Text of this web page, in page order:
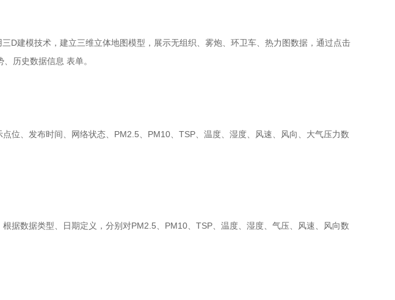
建模技术，建立三维立体地图模型，展示无组织、雾炮、环卫车、热力图数据，通过点击
历史数据信息 表单。
、发布时间、网络状态、PM2.5、PM10、TSP、温度、湿度、风速、风向、大气压力数
数据类型、日期定义，分别对PM2.5、PM10、TSP、温度、湿度、气压、风速、风向数